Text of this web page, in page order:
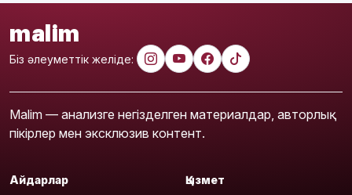
malim
Біз әлеуметтік желіде:
Malim — анализге негізделген материалдар, авторлық
пікірлер мен эксклюзив контент.
Айдарлар Қызмет